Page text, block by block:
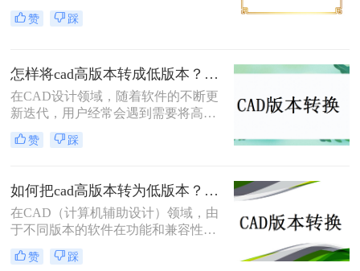
软件可能具有不同的文件格式和功
能，因此需要将文件从一个版本转换
绍三种实用的cad版本转换方法，帮助
您轻松完成转换工作。
赞 踩
怎样将cad高版本转成低版本？分享3种实用的方法~！
在CAD设计领域，随着软件的不断更
新迭代，用户经常会遇到需要将高版
本的CAD文件转换为低版本以便在不
同版本的CAD软件中打开或共享的情
呢？本文将详细介绍几种将CAD高版
本转换成低版本的方法，帮助用户轻
松应对这一需求。
赞 踩
如何把cad高版本转为低版本？这3个方法轻松转换cad图纸版本！
在CAD（计算机辅助设计）领域，由
于不同版本的软件在功能和兼容性上
存在差异，有时需要将高版本的CAD
文件转换为低版本以确保其能在特定
赞 踩